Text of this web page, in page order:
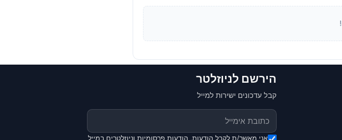
הירשם לניוזלטר
קבל עדכונים ישירות למייל
אני מאשר/ת לקבל הודעות, הודעות פרסומיות וניוזלטרים במייל